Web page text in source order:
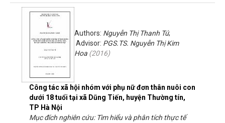
Công tác xã hội nhóm với phụ nữ đơn thân nuôi con
dưới 18 tuổi tại xã Dũng Tiến, huyện Thường tín,
TP Hà Nội
Authors: Nguyễn Thị Thanh Tú;
Advisor: PGS.TS. Nguyễn Thị Kim
Hoa (2016)
Mục đích nghiên cứu: Tìm hiểu và phân tích thực tế